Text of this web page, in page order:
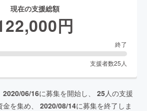
現在の支援総額
円
終了
支援者数25 人
2020/06/16に募集を開始し、 25人の支援
金を集め、 2020/08/14に募集を終了しま